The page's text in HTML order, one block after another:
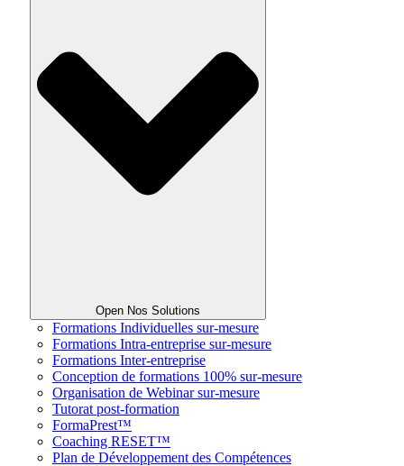
Open Nos Solutions
Formations Individuelles sur-mesure
Formations Intra-entreprise sur-mesure
Formations Inter-entreprise
Conception de formations 100% sur-mesure
Organisation de Webinar sur-mesure
Tutorat post-formation
FormaPrest™
Coaching RESET™
Plan de Développement des Compétences